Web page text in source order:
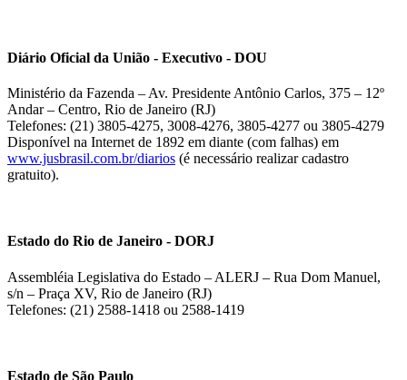
Diário Oficial da União - Executivo - DOU
Ministério da Fazenda – Av. Presidente Antônio Carlos, 375 – 12º
Andar – Centro, Rio de Janeiro (RJ)
Telefones: (21) 3805-4275, 3008-4276, 3805-4277 ou 3805-4279
Disponível na Internet de 1892 em diante (com falhas) em
www.jusbrasil.com.br/diarios (é necessário realizar cadastro
gratuito).
Estado do Rio de Janeiro - DORJ
Assembléia Legislativa do Estado – ALERJ – Rua Dom Manuel,
s/n – Praça XV, Rio de Janeiro (RJ)
Telefones: (21) 2588-1418 ou 2588-1419
Estado de São Paulo